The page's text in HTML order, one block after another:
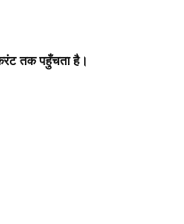
तक पहुँचता है।